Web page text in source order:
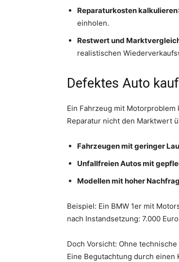
Reparaturkosten kalkulieren
einholen.
Restwert und
realistischen
Defektes Auto
Ein Fahrzeug mit
Reparatur nicht den Marktwert
Fahrzeugen mit geringer
Unfallfreien Autos mit
Modellen mit hoher
Beispiel: Ein BMW 1er mit
nach Instandsetzung: 7.000
Doch Vorsicht: Ohne
Eine Begutachtung durch